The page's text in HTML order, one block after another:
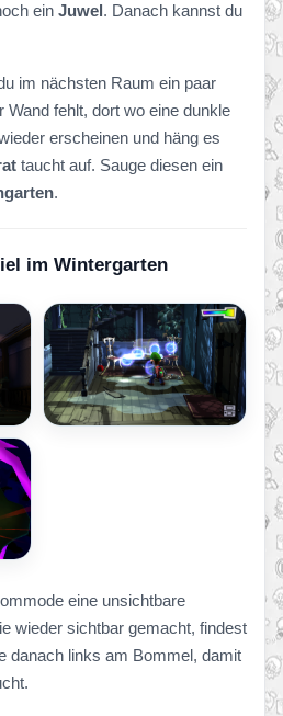
ein Juwel. Danach kannst du
im nächsten Raum ein paar
Wand fehlt, dort wo eine dunkle
erscheinen und häng es
taucht auf. Sauge diesen ein
.
im Wintergarten
eine unsichtbare
wieder sichtbar gemacht, findest
danach links am Bommel, damit